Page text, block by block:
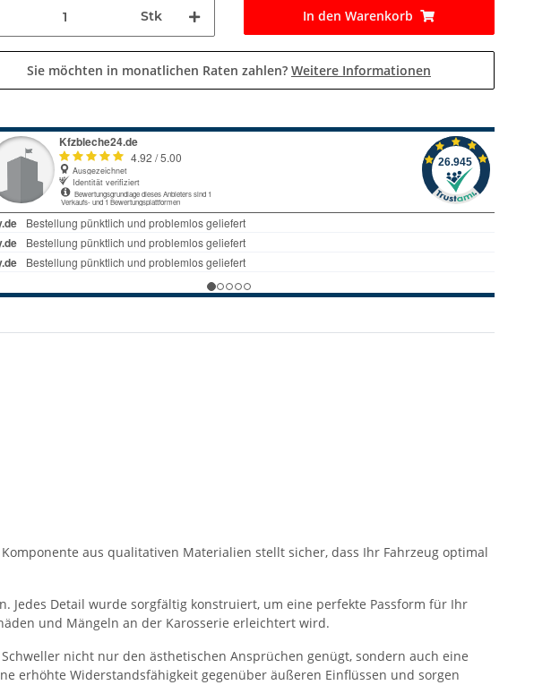
Stk In den Warenkorb
Sie möchten in monatlichen Raten zahlen? Weitere Informationen
aus qualitativen Materialien stellt sicher, dass Ihr Fahrzeug optimal
Jedes Detail wurde sorgfältig konstruiert, um eine perfekte Passform für Ihr
und Mängeln an der Karosserie erleichtert wird.
nicht nur den ästhetischen Ansprüchen genügt, sondern auch eine
erhöhte Widerstandsfähigkeit gegenüber äußeren Einflüssen und sorgen